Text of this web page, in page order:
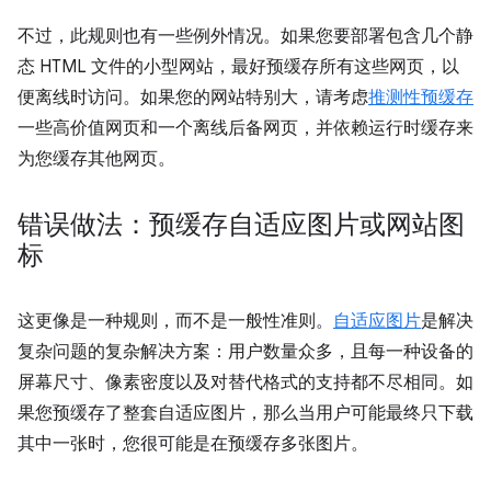
不过，此规则也有一些例外情况。如果您要部署包含几个静
态 HTML 文件的小型网站，最好预缓存所有这些网页，以
便离线时访问。如果您的网站特别大，请考虑推测性预缓存
一些高价值网页和一个离线后备网页，并依赖运行时缓存来
为您缓存其他网页。
错误做法：预缓存自适应图片或网站图
标
这更像是一种规则，而不是一般性准则。 自适应图片是解决
复杂问题的复杂解决方案：用户数量众多，且每一种设备的
屏幕尺寸、像素密度以及对替代格式的支持都不尽相同。如
果您预缓存了整套自适应图片，那么当用户可能最终只下载
其中一张时，您很可能是在预缓存多张图片。